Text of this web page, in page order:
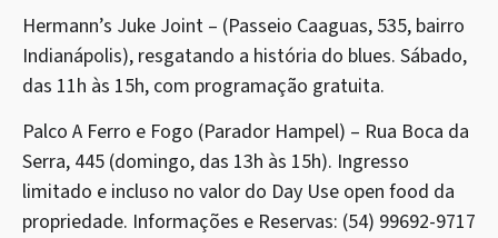
Hermann’s Juke Joint – (Passeio Caaguas, 535, bairro
Indianápolis), resgatando a história do blues. Sábado,
das 11h às 15h, com programação gratuita.
Palco A Ferro e Fogo (Parador Hampel) – Rua Boca da
Serra, 445 (domingo, das 13h às 15h). Ingresso
limitado e incluso no valor do Day Use open food da
propriedade. Informações e Reservas: (54) 99692-9717